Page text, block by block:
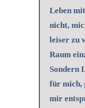
Leben
nicht,
leiser zu
Raum
Sondern
für mich,
mir